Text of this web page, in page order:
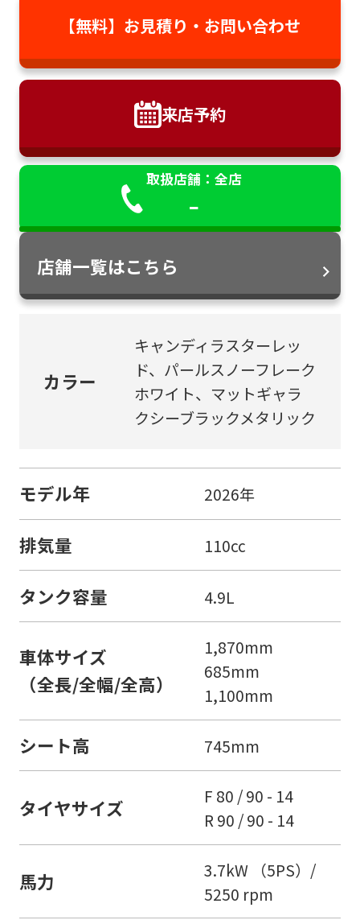
【無料】お見積り・ お問い合わせ
来店予約
取扱店舗：全店
-
店舗一覧はこちら
カラー
キャンディラスターレッ
ド、パールスノーフレーク
ホワイト、マットギャラ
クシーブラックメタリック
モデル年 2026年
排気量 110cc
タンク容量 4.9L
車体サイズ
（全長/全幅/全高）
1,870mm
685mm
1,100mm
シート高 745mm
タイヤサイズ
F 80 / 90 - 14
R 90 / 90 - 14
馬力
3.7kW （5PS）/
5250 rpm